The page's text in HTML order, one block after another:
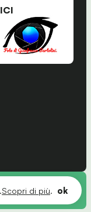
Scopri di più. ok